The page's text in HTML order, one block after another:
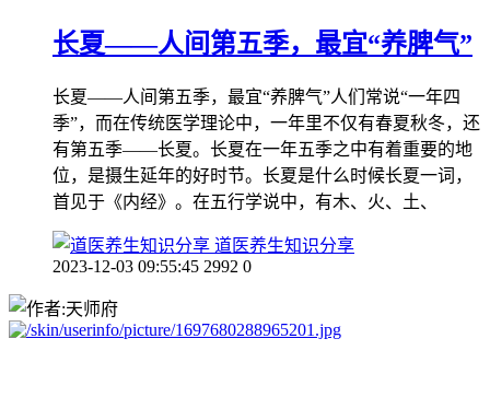
长夏——人间第五季，最宜“养脾气”
长夏——人间第五季，最宜“养脾气”人们常说“一年四
季”，而在传统医学理论中，一年里不仅有春夏秋冬，还
有第五季——长夏。长夏在一年五季之中有着重要的地
位，是摄生延年的好时节。长夏是什么时候长夏一词，
首见于《内经》。在五行学说中，有木、火、土、
道医养生知识分享
2023-12-03 09:55:45 2992 0